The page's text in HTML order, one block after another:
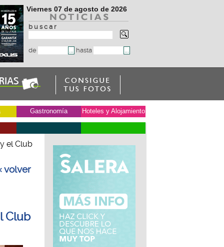
Viernes 07 de agosto de 2026
b u s c a r
de hasta
Gastronomía Hoteles y Alojamiento
el Club
volver
Club